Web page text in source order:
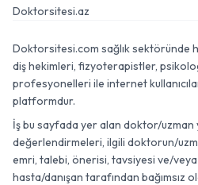
Doktorsitesi.az
Doktorsitesi.com sağlık sektöründe
diş hekimleri, fizyoterapistler,
profesyonelleri ile internet
platformdur.
İş bu sayfada yer alan doktor/uzman
değerlendirmeleri, ilgili doktorun/
emri, talebi, önerisi, tavsiyesi ve/veya
hasta/danışan tarafından bağımsız